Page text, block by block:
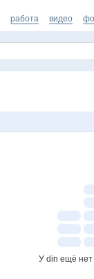
работа видео
У din ещё нет